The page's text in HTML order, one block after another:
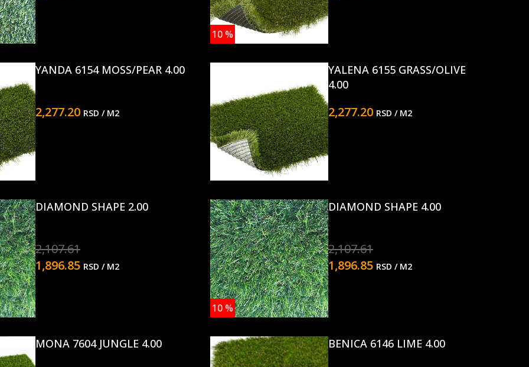
10 %
YANDA 6154 MOSS/PEAR 4.00
2,277.20 RSD / M2
YALENA 6155 GRASS/OLIVE
4.00
2,277.20 RSD / M2
DIAMOND SHAPE 2.00
2,107.61
1,896.85 RSD / M2
10 %
DIAMOND SHAPE 4.00
2,107.61
1,896.85 RSD / M2
MONA 7604 JUNGLE 4.00 BENICA 6146 LIME 4.00